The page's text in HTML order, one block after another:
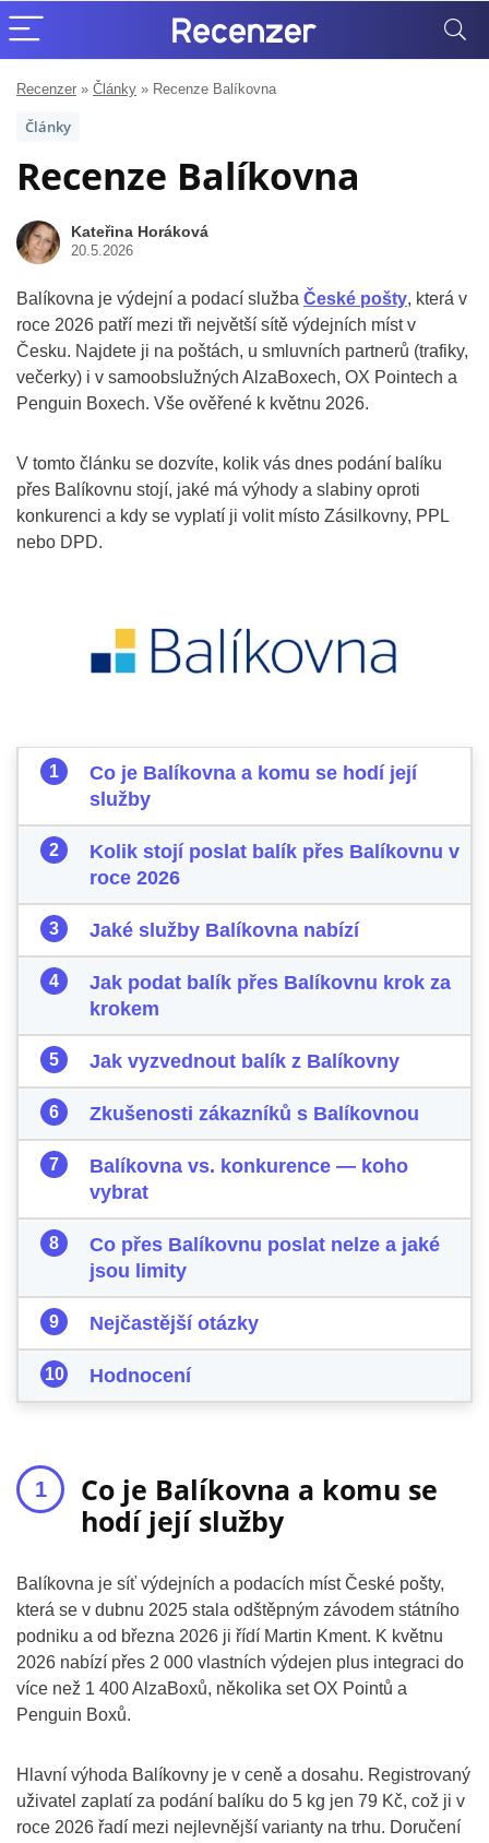
Recenzer » Články » Recenze Balíkovna
Články
Recenze Balíkovna
Kateřina Horáková
20.5.2026
Balíkovna je výdejní a podací služba České pošty, která v
roce 2026 patří mezi tři největší sítě výdejních míst v
Česku. Najdete ji na poštách, u smluvních partnerů (trafiky,
večerky) i v samoobslužných AlzaBoxech, OX Pointech a
Penguin Boxech. Vše ověřené k květnu 2026.
V tomto článku se dozvíte, kolik vás dnes podání balíku
přes Balíkovnu stojí, jaké má výhody a slabiny oproti
konkurenci a kdy se vyplatí ji volit místo Zásilkovny, PPL
nebo DPD.
Co je Balíkovna a komu se hodí její
služby
Kolik stojí poslat balík přes Balíkovnu v
roce 2026
Jaké služby Balíkovna nabízí
Jak podat balík přes Balíkovnu krok za
krokem
Jak vyzvednout balík z Balíkovny
Zkušenosti zákazníků s Balíkovnou
Balíkovna vs. konkurence — koho
vybrat
Co přes Balíkovnu poslat nelze a jaké
jsou limity
Nejčastější otázky
Hodnocení
Co je Balíkovna a komu se
hodí její služby
Balíkovna je síť výdejních a podacích míst České pošty,
která se v dubnu 2025 stala odštěpným závodem státního
podniku a od března 2026 ji řídí Martin Kment. K květnu
2026 nabízí přes 2 000 vlastních výdejen plus integraci do
více než 1 400 AlzaBoxů, několika set OX Pointů a
Penguin Boxů.
Hlavní výhoda Balíkovny je v ceně a dosahu. Registrovaný
uživatel zaplatí za podání balíku do 5 kg jen 79 Kč, což ji v
roce 2026 řadí mezi nejlevnější varianty na trhu. Doručení